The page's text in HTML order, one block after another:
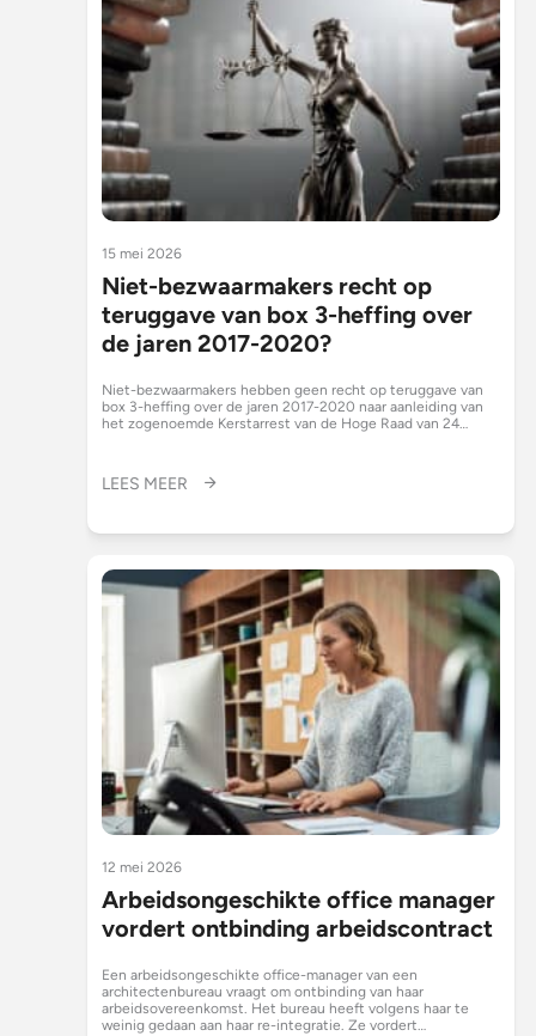
15 mei 2026
Niet-bezwaarmakers recht op
teruggave van box 3-heffing over
de jaren 2017-2020?
Niet-bezwaarmakers hebben geen recht op teruggave van
box 3-heffing over de jaren 2017-2020 naar aanleiding van
het zogenoemde Kerstarrest van de Hoge Raad van 24…
LEES MEER
12 mei 2026
Arbeidsongeschikte office manager
vordert ontbinding arbeidscontract
Een arbeidsongeschikte office-manager van een
architectenbureau vraagt om ontbinding van haar
arbeidsovereenkomst. Het bureau heeft volgens haar te
weinig gedaan aan haar re-integratie. Ze vordert…